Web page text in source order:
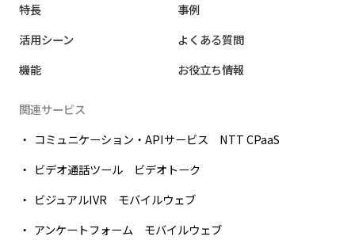
特長
事例
活用シーン
よくある質問
機能
お役立ち情報
関連サービス
コミュニケーション・APIサービス NTT CPaaS
ビデオ通話ツール ビデオトーク
ビジュアルIVR モバイルウェブ
アンケートフォーム モバイルウェブ